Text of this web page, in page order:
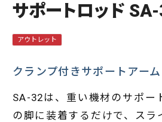
サポートロッド
アウトレット
クランプ付きサポートアーム
SA-32は、重い機材のサポー
の脚に装着するだけで、スラ